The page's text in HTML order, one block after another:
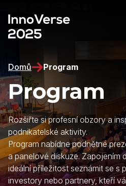
Domů Program
Program
Rozšiřte si profesní obzory a
podnikatelské aktivity.
Program nabídne podnětné
a panelové diskuze. Zapojením
ideální příležitost seznámit se s
investory nebo partnery, kteří